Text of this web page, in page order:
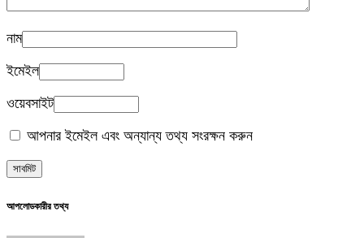
নাম
ইমেইল
ওয়েবসাইট
আপনার ইমেইল এবং অন্যান্য তথ্য সংরক্ষন করুন
আপলোডকারীর তথ্য